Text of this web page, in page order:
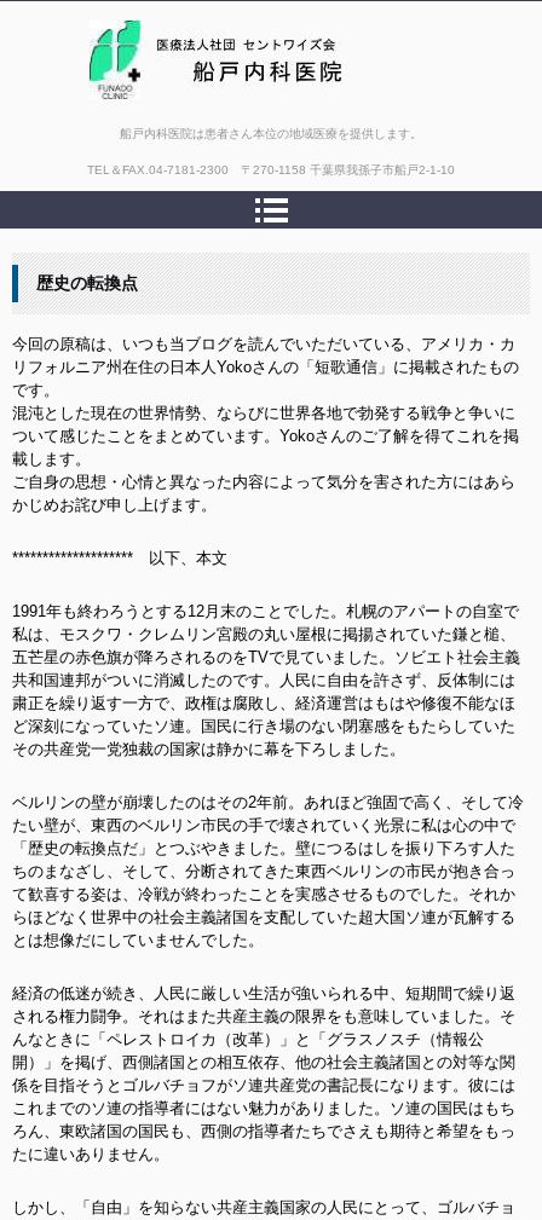
船戸内科医院は患者さん本位の地域医療を提供します。
TEL＆FAX. 04-7181-2300 〒270-1158 千葉県我孫子市船戸2-1-10
歴史の転換点
今回の原稿は、いつも当ブログを読んでいただいている、アメリカ・カ
リフォルニア州在住の日本人Yokoさんの「短歌通信」に掲載されたもの
です。
混沌とした現在の世界情勢、ならびに世界各地で勃発する戦争と争いに
ついて感じたことをまとめています。Yokoさんのご了解を得てこれを掲
載します。
ご自身の思想・心情と異なった内容によって気分を害された方にはあら
かじめお詫び申し上げます。
******************** 以下、本文
1991年も終わろうとする12月末のことでした。札幌のアパートの自室で
私は、モスクワ・クレムリン宮殿の丸い屋根に掲揚されていた鎌と槌、
五芒星の赤色旗が降ろされるのをTVで見ていました。ソビエト社会主義
共和国連邦がついに消滅したのです。人民に自由を許さず、反体制には
粛正を繰り返す一方で、政権は腐敗し、経済運営はもはや修復不能なほ
ど深刻になっていたソ連。国民に行き場のない閉塞感をもたらしていた
その共産党一党独裁の国家は静かに幕を下ろしました。
ベルリンの壁が崩壊したのはその2年前。あれほど強固で高く、そして冷
たい壁が、東西のベルリン市民の手で壊されていく光景に私は心の中で
「歴史の転換点だ」とつぶやきました。壁につるはしを振り下ろす人た
ちのまなざし、そして、分断されてきた東西ベルリンの市民が抱き合っ
て歓喜する姿は、冷戦が終わったことを実感させるものでした。それか
らほどなく世界中の社会主義諸国を支配していた超大国ソ連が瓦解する
とは想像だにしていませんでした。
経済の低迷が続き、人民に厳しい生活が強いられる中、短期間で繰り返
される権力闘争。それはまた共産主義の限界をも意味していました。そ
んなときに「ペレストロイカ（改革）」と「グラスノスチ（情報公
開）」を掲げ、西側諸国との相互依存、他の社会主義諸国との対等な関
係を目指そうとゴルバチョフがソ連共産党の書記長になります。彼には
これまでのソ連の指導者にはない魅力がありました。ソ連の国民はもち
ろん、東欧諸国の国民も、西側の指導者たちでさえも期待と希望をもっ
たに違いありません。
しかし、「自由」を知らない共産主義国家の人民にとって、ゴルバチョ